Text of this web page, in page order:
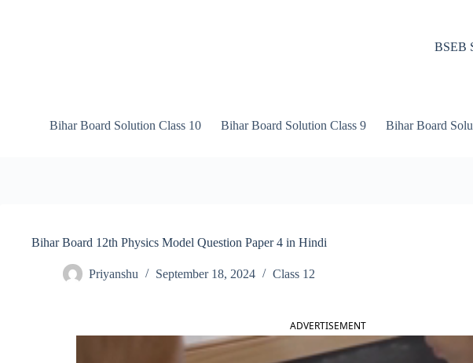
BSEB
Bihar Board Solution Class 10 Bihar Board Solution Class 9 Bihar Board
Bihar Board 12th Physics Model Question Paper 4 in Hindi
Priyanshu September 18, 2024 Class 12
ADVERTISEMENT